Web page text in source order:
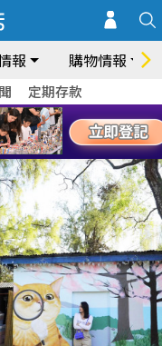
報 購物情報
定期存款